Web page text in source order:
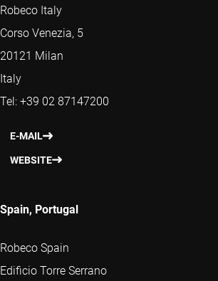
Robeco Italy
Corso Venezia, 5
20121 Milan
Italy
Tel: +39 02 87147200
E-MAIL
WEBSITE
Spain, Portugal
Robeco Spain
Edificio Torre Serrano